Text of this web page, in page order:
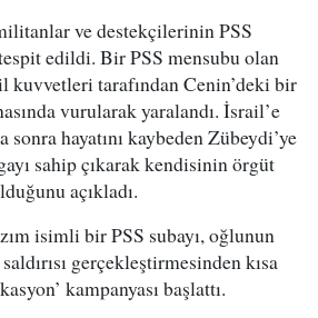
ve destekçilerinin PSS
tespit edildi. Bir PSS mensubu olan
kuvvetleri tarafından Cenin’deki bir
vurularak yaralandı. İsrail’e
sonra hayatını kaybeden Zübeydi’ye
sahip çıkarak kendisinin örgüt
açıkladı.
isimli bir PSS subayı, oğlunun
gerçekleştirmesinden kısa
kampanyası başlattı.